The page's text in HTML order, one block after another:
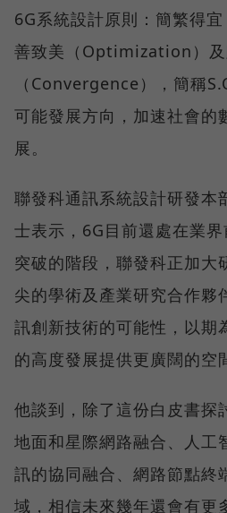
6G系統設計原則：簡繁得
善致美（Optimization）及
（Convergence），簡稱
可能發展方向，加速社會的
展。
聯發科通訊系統設計研發本
士表示，6G目前還處在業
突破的階段，聯發科正加大
尖的學術及產業研究合作夥
訊創新技術的可能性，以期
的高度發展提供更廣闊的空
他談到，除了這份白皮書探
地面和星際網路融合、人工
訊的協同融合、網路節點終
域，相信未來幾年還會有更